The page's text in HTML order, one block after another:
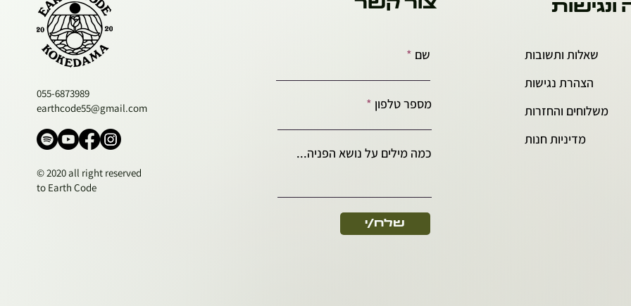
055-6873989
earthcode55@gmail.com
© 2020 all right reserved
to Earth Code
שם
מספר טלפון
כמה מילים על נושא הפניה...
שלח/י
ונגישות
שאלות ותשובות
הצהרת נגישות
משלוחים והחזרות
מדיניות חנות